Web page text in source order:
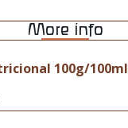
More info
100g/100ml